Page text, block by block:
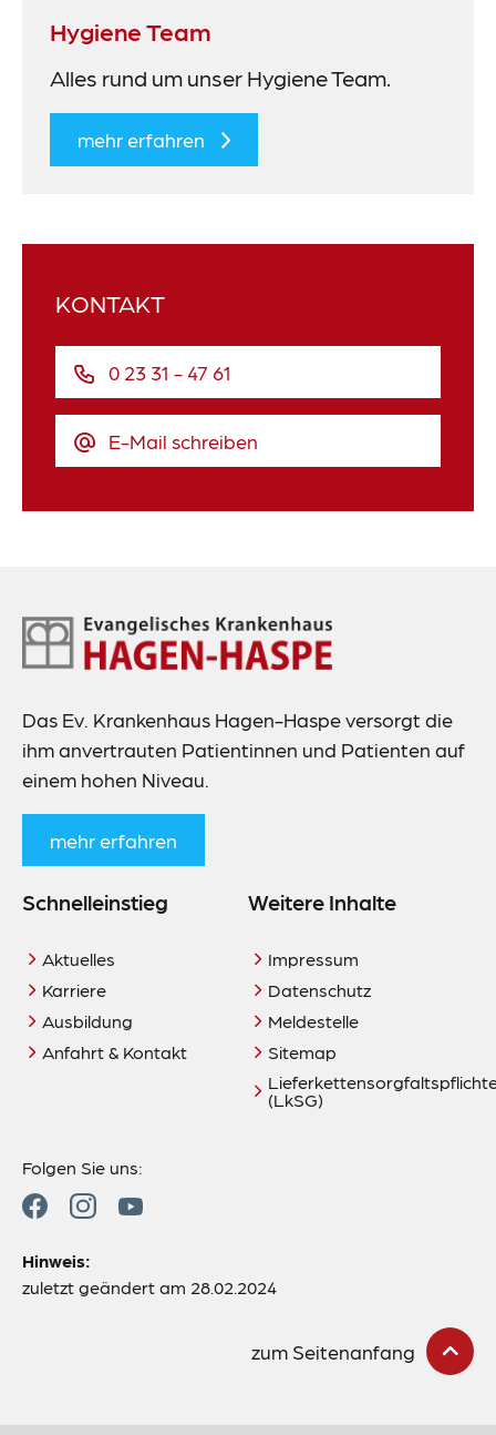
Hygiene Team
Alles rund um unser Hygiene Team.
mehr erfahren
KONTAKT
0 23 31 - 47 61
E-Mail schreiben
Footer-
Navigation
Das Ev. Krankenhaus Hagen-Haspe versorgt die
ihm anvertrauten Patientinnen und Patienten auf
einem hohen Niveau.
mehr erfahren
Schnelleinstieg
Aktuelles
Karriere
Ausbildung
Anfahrt & Kontakt
Weitere Inhalte
Impressum
Datenschutz
Meldestelle
Sitemap
(LkSG)
Folgen Sie uns:
Hinweis:
zuletzt geändert am 28.02.2024
zum Seitenanfang